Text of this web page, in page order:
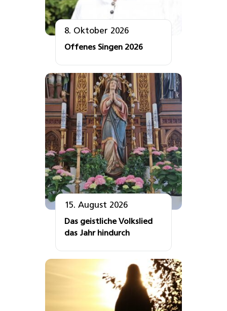
8. Oktober 2026
Offenes Singen 2026
15. August 2026
Das geistliche Volkslied
das Jahr hindurch